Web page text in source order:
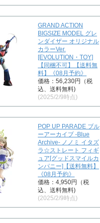
GRAND ACTION
BIGSIZE MODEL グレ
ンダイザー オリジナル
カラーVer.
[EVOLUTION・TOY]
【同梱不可】【送料無
料】《08月予約》
価格：56,230円（税
込、送料無料)
(2025/2/9時点)
POP UP PARADE ブル
ーアーカイブ -Blue
Archive- ノノミ イタズ
ラ☆ストレート フィギ
ュア[グッドスマイルカ
ンパニー]【送料無料】
《08月予約》
価格：4,950円（税
込、送料無料)
(2025/2/9時点)